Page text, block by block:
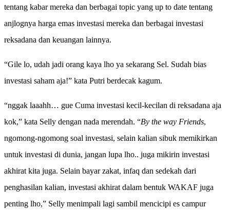
tentang kabar mereka dan berbagai topic yang up to date tentang
anjlognya harga emas investasi mereka dan berbagai investasi
reksadana dan keuangan lainnya.
“Gile lo, udah jadi orang kaya lho ya sekarang Sel. Sudah bias
investasi saham aja!” kata Putri berdecak kagum.
“nggak laaahh… gue Cuma investasi kecil-kecilan di reksadana aja
kok,” kata Selly dengan nada merendah. “By the way Friends,
ngomong-ngomong soal investasi, selain kalian sibuk memikirkan
untuk investasi di dunia, jangan lupa lho.. juga mikirin investasi
akhirat kita juga. Selain bayar zakat, infaq dan sedekah dari
penghasilan kalian, investasi akhirat dalam bentuk WAKAF juga
penting lho,” Selly menimpali lagi sambil mencicipi es campur